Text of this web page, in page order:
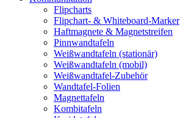
Flipcharts
Flipchart- & Whiteboard-Marker
Haftmagnete & Magnetstreifen
Pinnwandtafeln
Weißwandtafeln (stationär)
Weißwandtafeln (mobil)
Weißwandtafel-Zubehör
Wandtafel-Folien
Magnettafeln
Kombitafeln